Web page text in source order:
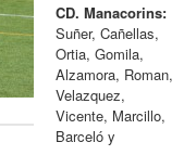
CD. Manacorins:
Suñer, Cañellas,
Ortia, Gomila,
Alzamora, Roman,
Velazquez,
Vicente, Marcillo,
Barceló y